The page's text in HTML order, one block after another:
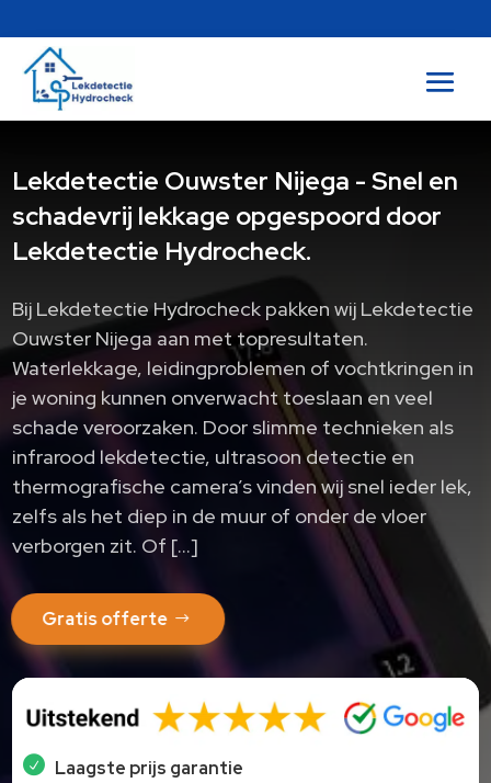
Lekdetectie Ouwster Nijega - Snel en
schadevrij lekkage opgespoord door
Lekdetectie Hydrocheck.
Bij Lekdetectie Hydrocheck pakken wij Lekdetectie
Ouwster Nijega aan met topresultaten.​
Waterlekkage, leidingproblemen of vochtkringen in
je woning kunnen onverwacht toeslaan en veel
schade veroorzaken.​ Door slimme technieken als
infrarood lekdetectie, ultrasoon detectie en
thermografische camera’s vinden wij snel ieder lek,
zelfs als het diep in de muur of onder de vloer
verborgen zit.​ Of […]
Gratis offerte
Laagste prijs garantie